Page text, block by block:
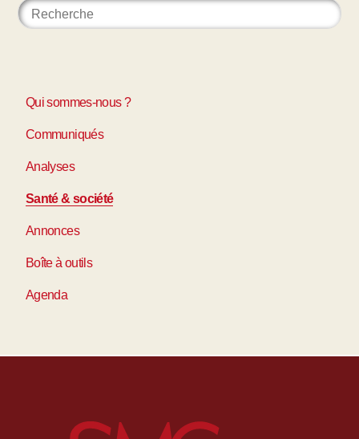
Qui sommes-nous ?
Communiqués
Analyses
Santé & société
Annonces
Boîte à outils
Agenda